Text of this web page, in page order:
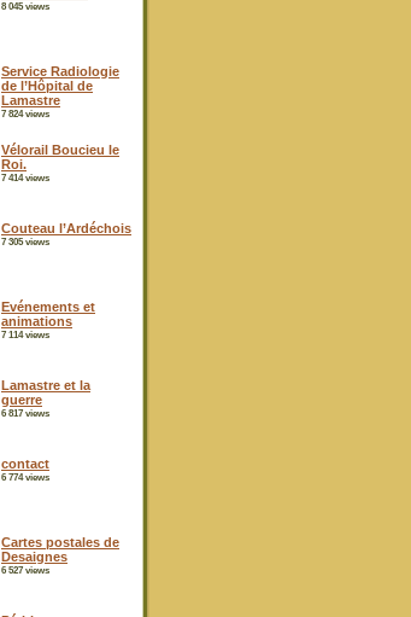
8 045 views
Service Radiologie
de l’Hôpital de
Lamastre
7 824 views
Vélorail Boucieu le
Roi.
7 414 views
Couteau l’Ardéchois
7 305 views
Evénements et
animations
7 114 views
Lamastre et la
guerre
6 817 views
contact
6 774 views
Cartes postales de
Desaignes
6 527 views